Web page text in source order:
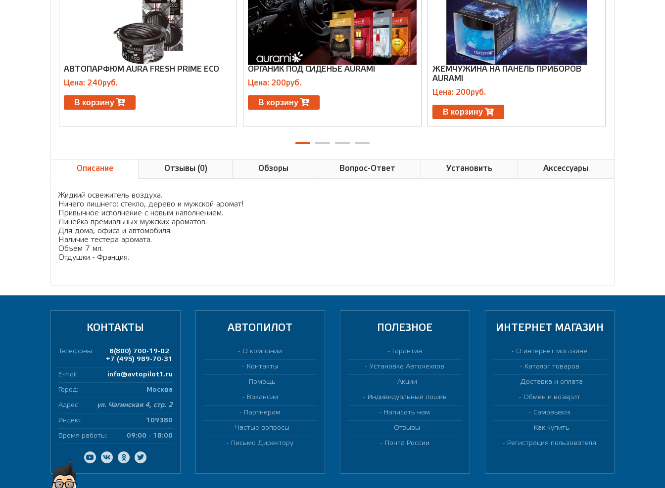
АВТОПАРФЮМ AURA FRESH PRIME ECO
Цена: 240руб.
В корзину
ОРГАНИК ПОД СИДЕНЬЕ AURAMI
Цена: 200руб.
В корзину
ЖЕМЧУЖИНА НА ПАНЕЛЬ ПРИБОРОВ
AURAMI
Цена: 200руб.
В корзину
Описание Отзывы (0) Обзоры Вопрос-Ответ Установить Аксессуары
Жидкий освежитель воздуха.
Ничего лишнего: стекло, дерево и мужской аромат!
Привычное исполнение с новым наполнением.
Линейка премиальных мужских ароматов.
Для дома, офиса и автомобиля.
Наличие тестера аромата.
Объем 7 мл.
Отдушки - Франция.
КОНТАКТЫ
Телефоны:
8(800) 700-19-02
+7 (495) 989-70-31
E-mail: info@avtopilot1.ru
Город: Москва
Адрес: ул. Чагинская 4, стр. 2
Индекс: 109380
Время работы: 09:00 - 18:00
АВТОПИЛОТ
О компании
Контакты
Помощь
Вакансии
Партнерам
Частые вопросы
Письмо Директору
ПОЛЕЗНОЕ
Гарантия
Установка Авточехлов
Акции
Индивидуальный пошив
Написать нам
Отзывы
Почта России
ИНТЕРНЕТ МАГАЗИН
О интернет магазине
Каталог товаров
Доставка и оплата
Обмен и возврат
Самовывоз
Как купить
Регистрация пользователя